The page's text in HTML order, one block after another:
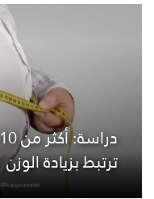
ترتبط بزيادة الوزن